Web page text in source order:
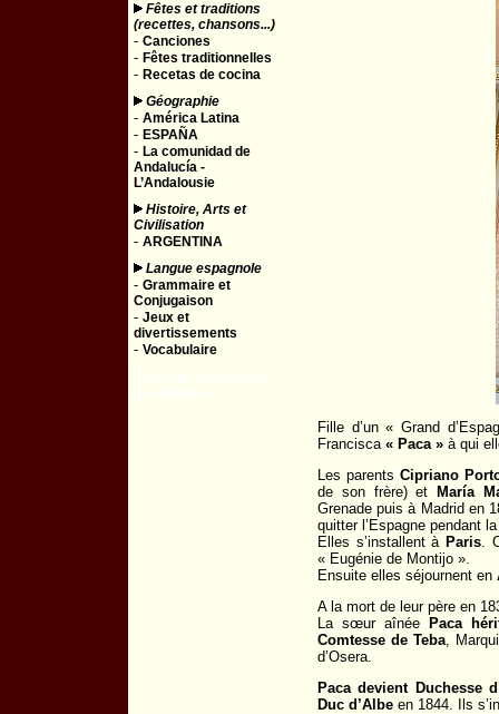
Fêtes et traditions
(recettes, chansons...)
- Canciones
- Fêtes traditionnelles
- Recetas de cocina
Géographie
- América Latina
- ESPAÑA
- La comunidad de
Andalucía -
L’Andalousie
Histoire, Arts et
Civilisation
- ARGENTINA
Langue espagnole
- Grammaire et
Conjugaison
- Jeux et
divertissements
- Vocabulaire
Fille d’un « Grand
Francisca « Paca » à qui
Les parents Cipriano
de son frère) et
María
Grenade puis à Madrid en
quitter l’Espagne pendant
Elles s’installent à Paris.
« Eugénie de Montijo ».
Ensuite elles séjournent en
A la mort de leur père en
La sœur aînée
Paca
Comtesse de Teba,
d’Osera.
Paca devient Duchesse
Duc d’Albe en 1844. Ils